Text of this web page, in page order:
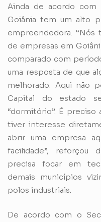
Ainda de acordo com
Goiânia tem um alto
empreendedora. “Nós
de empresas em
comparado com
uma resposta de que
melhorado. Aqui não
Capital do estado
“dormitório”. É
tiver interesse
abrir uma empresa
facilidade”, reforçou
precisa focar em
demais municípios
polos industriais.
De acordo com o